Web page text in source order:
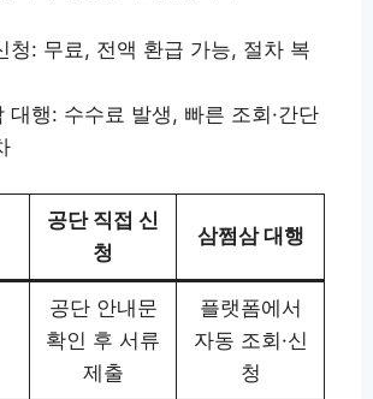
청: 무료, 전액 환급 가능, 절차 복
대행: 수수료 발생, 빠른 조회·간단
공단 직접 신
청
삼쩜삼 대행
공단 안내문
확인 후 서류
제출
플랫폼에서
자동 조회·신
청